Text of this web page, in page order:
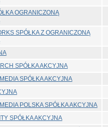
OGRANICZONĄ
SPÓŁKA Z OGRANICZONĄ
SPÓŁKA AKCYJNA
SPÓŁKA AKCYJNA
POLSKA SPÓŁKA AKCYJNA
SPÓŁKA AKCYJNA